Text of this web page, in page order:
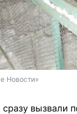
Новости»
вызвали